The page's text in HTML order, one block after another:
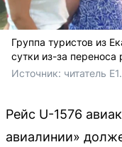
Группа туристов из
сутки из-за переноса
Источник: читатель
Рейс U-1576
авиалинии»